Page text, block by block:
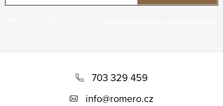
703 329 459
info@romero.cz